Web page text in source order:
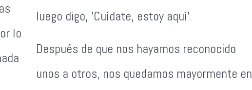
lo
luego digo, 'Cuídate, estoy aquí'.
Después de que nos hayamos reconocido
unos a otros, nos quedamos mayormente en